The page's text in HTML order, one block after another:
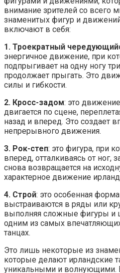
внимание зрителей со всего
знаменитых фигур и
включают в себя:
1. Троекратный
энергичное движение, при
подпрыгивает на одну ногу
продолжает прыгать. Это
силы и гибкости.
2. Кросс-задом: это
двигается по сцене,
назад и вперед. Это создает
непрерывного движения.
3. Рок-степ: это фигура, при
вперед, отталкиваясь от ног,
снова возвращается на
характерное движение
4. Строй: это особенная
выстраиваются в ряды или
выполняя сложные фигуры и
одним из самых
танцах.
Это лишь некоторые из
которые делают ирландские
уникальными и волнующими.